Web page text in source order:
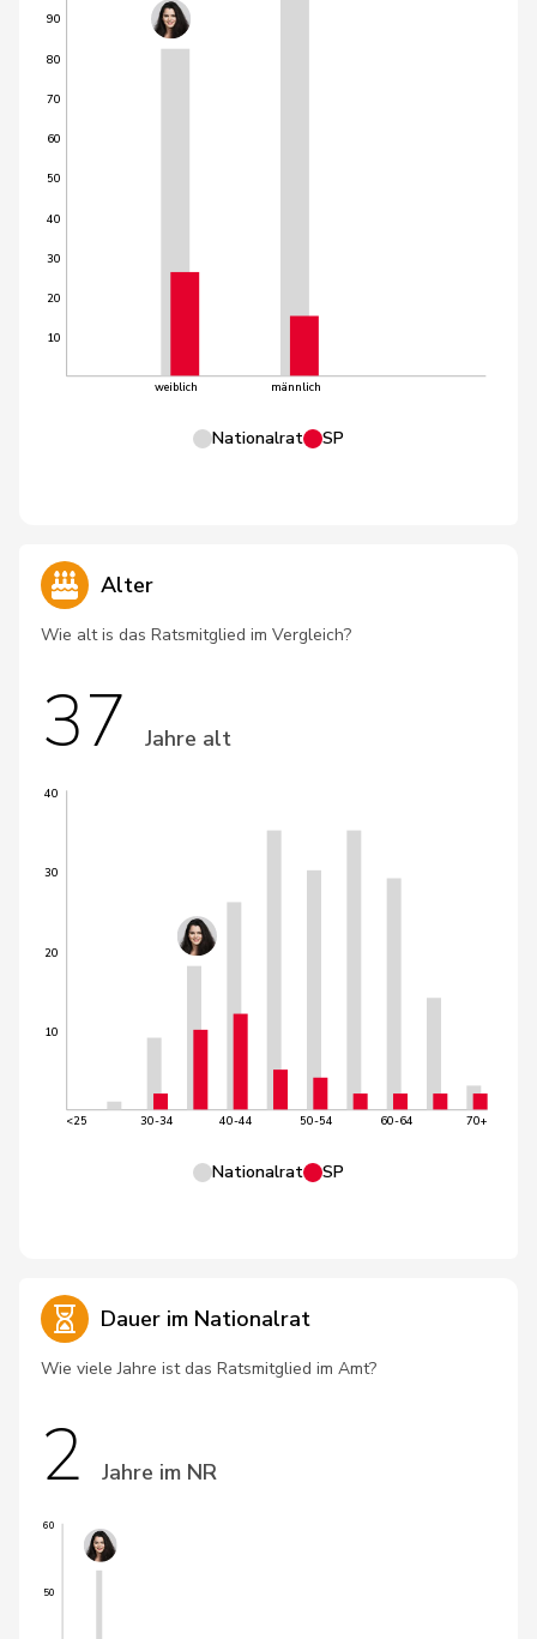
10
20
30
40
50
60
70
80
90
weiblich männlich
Nationalrat SP
Alter
Wie alt is das Ratsmitglied im Vergleich?
37 Jahre alt
10
20
30
40
<25 30-34 40-44 50-54 60-64 70+
Nationalrat SP
Dauer im Nationalrat
Wie viele Jahre ist das Ratsmitglied im Amt?
2 Jahre im NR
50
60